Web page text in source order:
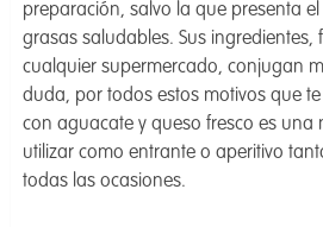
preparación, salvo la que presenta
grasas saludables. Sus ingredientes,
cualquier supermercado, conjugan
duda, por todos estos motivos que
con aguacate y queso fresco es una
utilizar como entrante o aperitivo
todas las ocasiones.